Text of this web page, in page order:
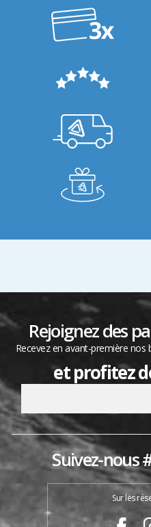
Rejoignez des
Recevez en avant-première
et profitez
Suivez-nous
Sur les